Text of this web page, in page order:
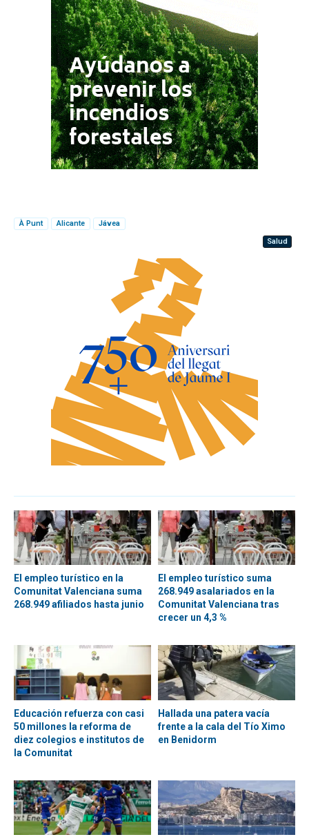
À Punt Alicante
Jávea
Salud
El empleo turístico en la
Comunitat Valenciana suma
268.949 afiliados hasta junio
El empleo turístico suma
268.949 asalariados en la
Comunitat Valenciana tras
crecer un 4,3 %
Educación refuerza con casi
50 millones la reforma de
diez colegios e institutos de
la Comunitat
Hallada una patera vacía
frente a la cala del Tío Ximo
en Benidorm